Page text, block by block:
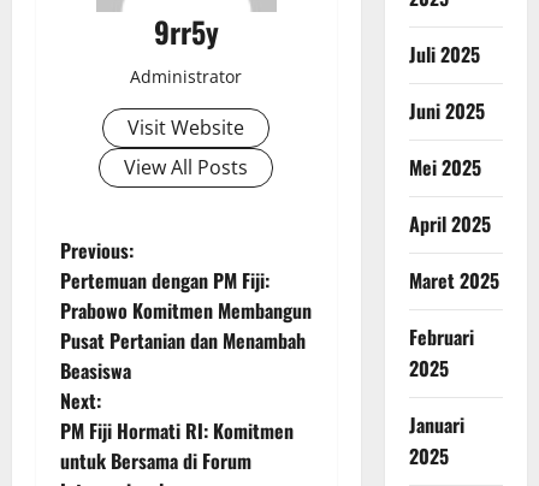
9rr5y
Administrator
Visit Website
View All Posts
P
o
s
t
n
Previous:
Pertemuan dengan PM Fiji:
Prabowo Komitmen Membangun
Pusat Pertanian dan Menambah
Beasiswa
Next:
PM Fiji Hormati RI: Komitmen
untuk Bersama di Forum
Juli 2025
Juni 2025
Mei 2025
April 2025
Maret 2025
Februari
2025
Januari
2025